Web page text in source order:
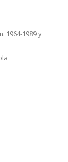
1964-1989 y